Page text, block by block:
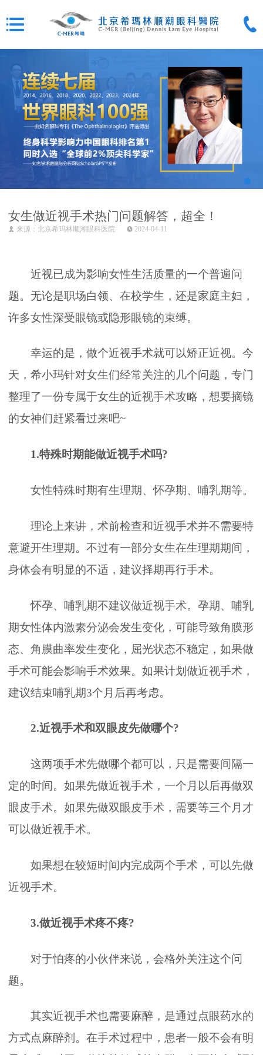
女生做近视手术热门问题解答，超全！
来源：北京希玛林顺潮眼科医院 2024-04-11
近视已成为影响女性生活质量的一个普遍问
题。无论是职场白领、在校学生，还是家庭主妇，
许多女性深受眼镜或隐形眼镜的束缚。
幸运的是，做个近视手术就可以矫正近视。今
天，希小玛针对女生们经常关注的几个问题，专门
整理了一份专属于女生的近视手术攻略，想要摘镜
的女神们赶紧看过来吧~
1.特殊时期能做近视手术吗?
女性特殊时期有生理期、怀孕期、哺乳期等。
理论上来讲，术前检查和近视手术并不需要特
意避开生理期。不过有一部分女生在生理期期间，
身体会有明显的不适，建议择期再行手术。
怀孕、哺乳期不建议做近视手术。孕期、哺乳
期女性体内激素分泌会发生变化，可能导致角膜形
态、角膜曲率发生变化，屈光状态不稳定，如果做
手术可能会影响手术效果。如果计划做近视手术，
建议结束哺乳期3个月后再考虑。
2.近视手术和双眼皮先做哪个?
这两项手术先做哪个都可以，只是需要间隔一
定的时间。如果先做近视手术，一个月以后再做双
眼皮手术。如果先做双眼皮手术，需要等三个月才
可以做近视手术。
如果想在较短时间内完成两个手术，可以先做
近视手术。
3.做近视手术疼不疼?
对于怕疼的小伙伴来说，会格外关注这个问
题。
其实近视手术也需要麻醉，是通过点眼药水的
方式点麻醉剂。在手术过程中，患者一般不会有明